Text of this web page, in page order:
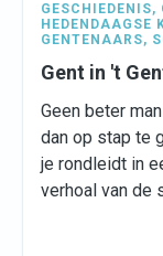
GESCHIEDENIS,
HEDENDAAGSE
GENTENAARS,
Gent in 't
Geen beter
dan op stap te
je rondleidt in
verhoal van de